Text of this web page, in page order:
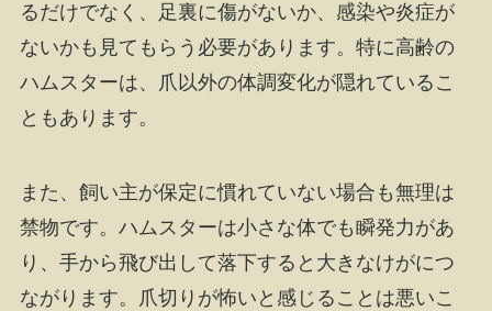
るだけでなく、足裏に傷がないか、感染や炎症が
ないかも見てもらう必要があります。特に高齢の
ハムスターは、爪以外の体調変化が隠れているこ
ともあります。
また、飼い主が保定に慣れていない場合も無理は
禁物です。ハムスターは小さな体でも瞬発力があ
り、手から飛び出して落下すると大きなけがにつ
ながります。爪切りが怖いと感じることは悪いこ